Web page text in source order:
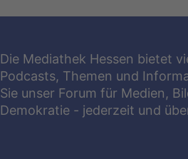
Die Mediathek Hessen bietet
Podcasts, Themen und
Sie unser Forum für Medien,
Demokratie - jederzeit und